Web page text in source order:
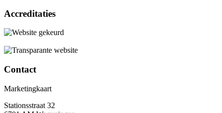
Accreditaties
Contact
Marketingkaart
Stationsstraat 32